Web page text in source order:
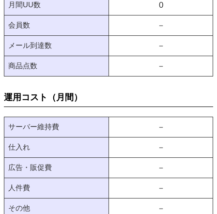
月間UU数 0
会員数 －
メール到達数 －
商品点数 －
運用コスト（月間）
サーバー維持費 －
仕入れ －
広告・販促費 －
人件費 －
その他 －